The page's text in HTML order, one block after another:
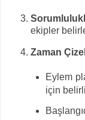
ekipler
Zaman
Eylem
için